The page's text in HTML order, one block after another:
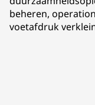
beheren,
voetafdruk